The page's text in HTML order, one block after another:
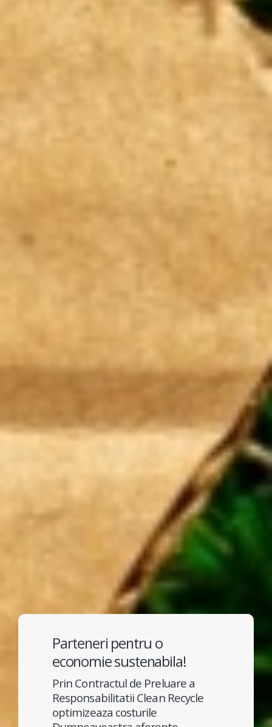
Parteneri pentru o
economie sustenabila!
Prin Contractul de Preluare a
Responsabilitatii Clean Recycle
optimizeaza costurile